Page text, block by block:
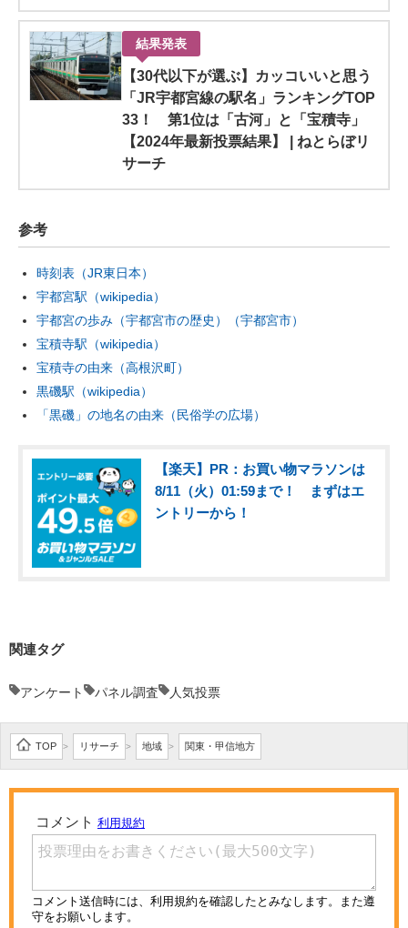
結果発表
【30代以下が選ぶ】カッコいいと思う
「JR宇都宮線の駅名」ランキングTOP
33！ 第1位は「古河」と「宝積寺」
【2024年最新投票結果】 | ねとらぼリ
サーチ
参考
時刻表（JR東日本）
宇都宮駅（wikipedia）
宇都宮の歩み（宇都宮市の歴史）（宇都宮市）
宝積寺駅（wikipedia）
宝積寺の由来（高根沢町）
黒磯駅（wikipedia）
「黒磯」の地名の由来（民俗学の広場）
【楽天】PR：お買い物マラソンは
8/11（火）01:59まで！ まずはエ
ントリーから！
関連タグ
アンケート パネル調査 人気投票
TOP > リサーチ > 地域 > 関東・甲信地方